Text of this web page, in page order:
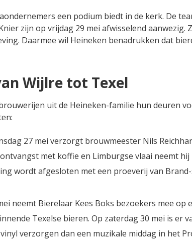
een podium biedt in de kerk. De
zijn op vrijdag 29 mei afwisselend aanwezig.
Daarmee wil Heineken benadrukken dat
Wijlre tot Texel
uit de Heineken-familie hun deuren
27 mei verzorgt brouwmeester Nils
met koffie en Limburgse vlaai neemt
wordt afgesloten met een proeverij van
neemt Bierelaar Kees Boks bezoekers mee op
Texelse bieren. Op zaterdag 30 mei is er
verzorgen dan een muzikale middag in het